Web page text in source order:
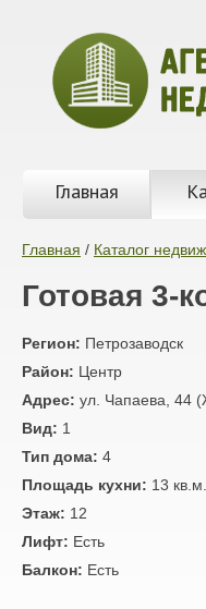
Главная
Главная / Каталог
Готовая 3-
Регион: Петрозаводск
Район: Центр
Адрес: ул. Чапаева, 44
Вид: 1
Тип дома: 4
Площадь кухни: 13 кв.м.
Этаж: 12
Лифт: Есть
Балкон: Есть